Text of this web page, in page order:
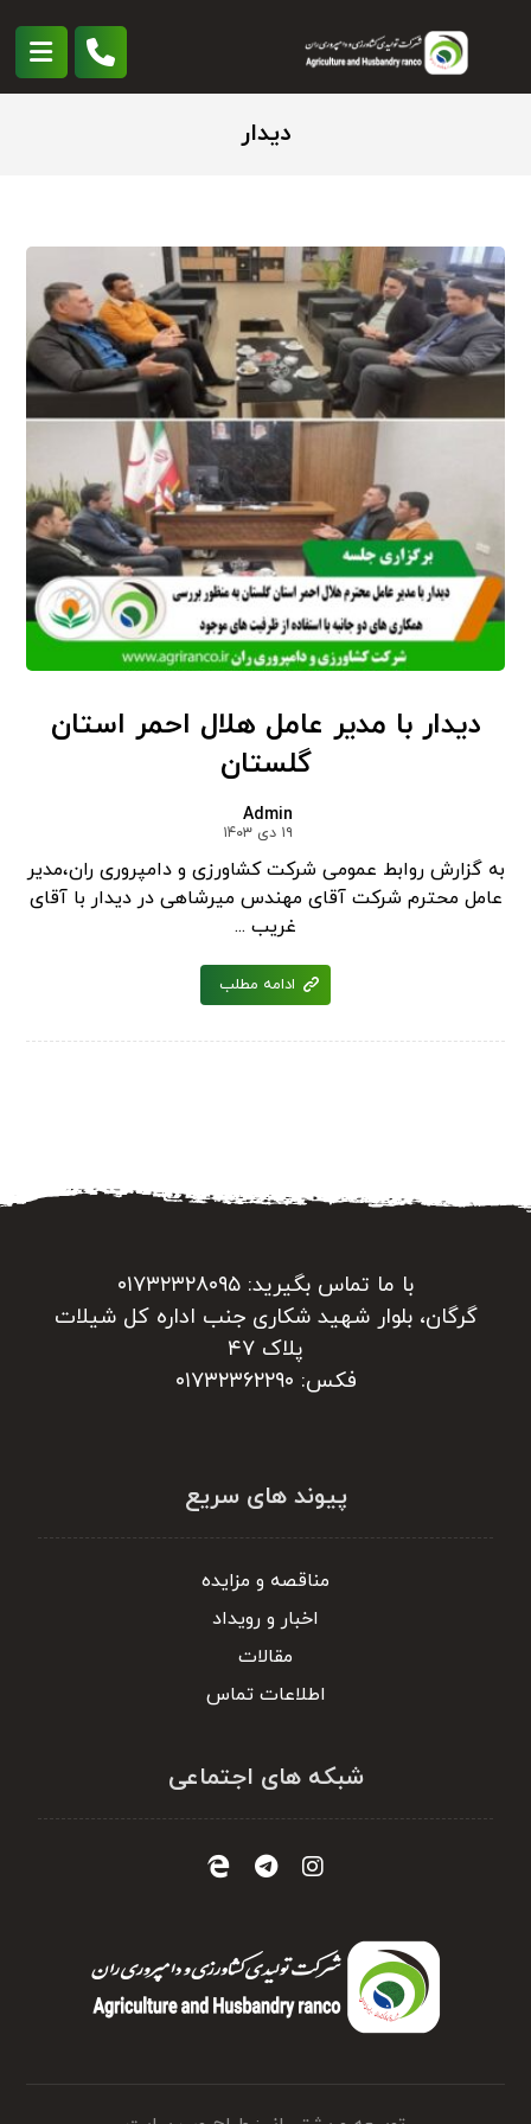
دیدار
دیدار با مدیر عامل هلال احمر استان
گلستان
Admin
۱۹ دی ۱۴۰۳
به گزارش روابط عمومی شرکت کشاورزی و دامپروری ران،مدیر
عامل محترم شرکت آقای مهندس میرشاهی در دیدار با آقای
غریب ...
ادامه مطلب
با ما تماس بگیرید: ۰۱۷۳۲۳۲۸۰۹۵
گرگان، بلوار شهید شکاری جنب اداره کل شیلات
پلاک ۴۷
فکس: ۰۱۷۳۲۳۶۲۲۹۰
پیوند های سریع
مناقصه و مزایده
اخبار و رویداد
مقالات
اطلاعات تماس
شبکه های اجتماعی